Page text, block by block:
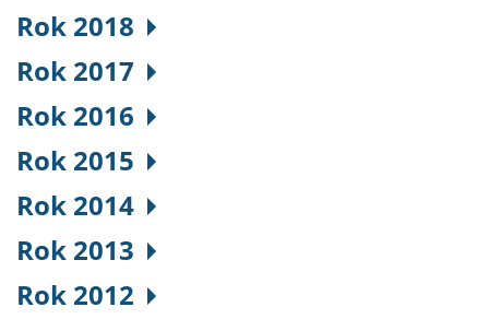
Rok 2018
Rok 2017
Rok 2016
Rok 2015
Rok 2014
Rok 2013
Rok 2012